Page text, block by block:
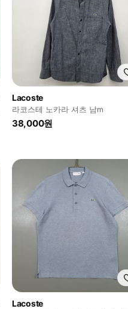
Lacoste
라코스테 노카라 셔츠 남m
38,000원
Lacoste